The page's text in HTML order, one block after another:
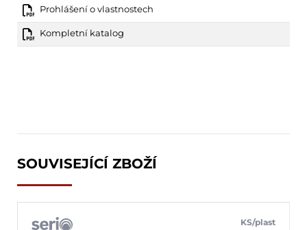
Prohlášení o vlastnostech
Kompletní katalog
SOUVISEJÍCÍ ZBOŽÍ
KS/plast